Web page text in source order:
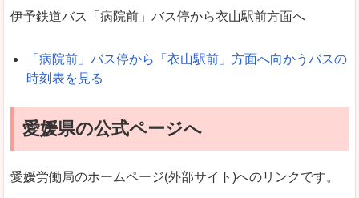
伊予鉄道バス「病院前」バス停から衣山駅前方面へ
「病院前」バス停から「衣山駅前」方面へ向かうバスの
時刻表を見る
愛媛県の公式ページへ
愛媛労働局のホームページ(外部サイト)へのリンクです。